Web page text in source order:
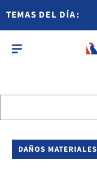
TEMAS DEL DÍA:
DAÑOS MATERIALES